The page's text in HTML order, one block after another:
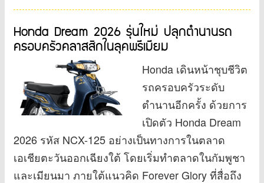
Honda Dream 2026 รุ่นใหม่ ปลุกตำนานรถ
ครอบครัวคลาสสิกในลุคพรีเมียม
Honda เดินหน้าชุบชีวิต
รถครอบครัวระดับ
ตำนานอีกครั้ง ด้วยการ
เปิดตัว Honda Dream
2026 รหัส NCX-125 อย่างเป็นทางการในตลาด
เอเชียตะวันออกเฉียงใต้ โดยเริ่มทำตลาดในกัมพูชา
และเมียนมา ภายใต้แนวคิด Forever Glory ที่สื่อถึง